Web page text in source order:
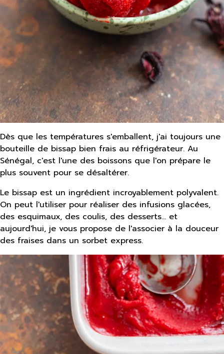
Dès que les températures s'emballent, j'ai toujours une
bouteille de bissap bien frais au réfrigérateur. Au
Sénégal, c'est l'une des boissons que l'on prépare le
plus souvent pour se désaltérer.
Le bissap est un ingrédient incroyablement polyvalent.
On peut l'utiliser pour réaliser des infusions glacées,
des esquimaux, des coulis, des desserts… et
aujourd'hui, je vous propose de l'associer à la douceur
des fraises dans un sorbet express.